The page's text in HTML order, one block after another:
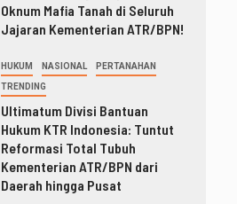
Oknum Mafia Tanah di Seluruh
Jajaran Kementerian ATR/BPN!
HUKUM NASIONAL PERTANAHAN
TRENDING
Ultimatum Divisi Bantuan
Hukum KTR Indonesia: Tuntut
Reformasi Total Tubuh
Kementerian ATR/BPN dari
Daerah hingga Pusat